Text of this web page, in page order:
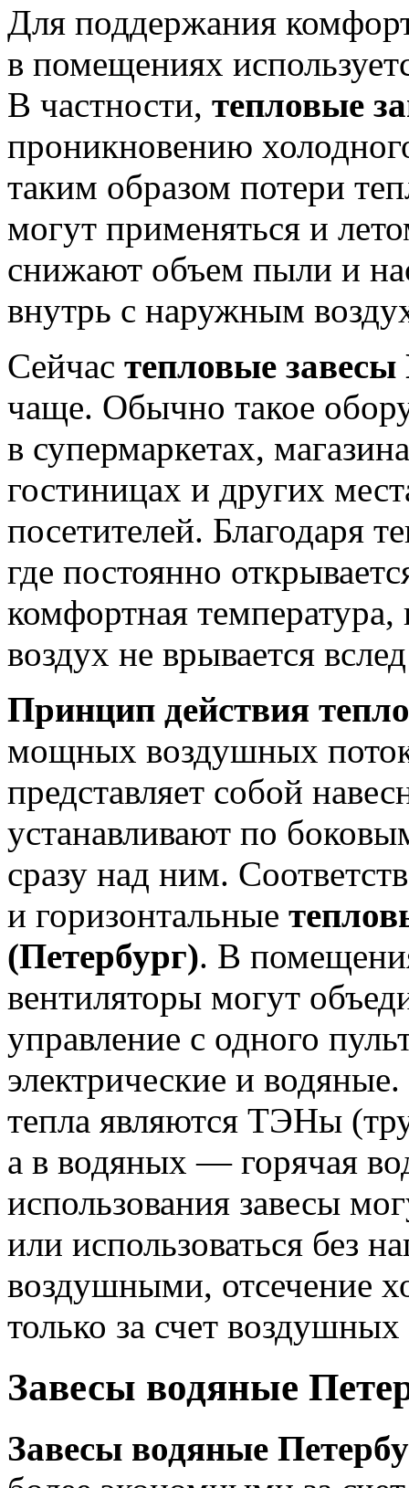
Для поддержания
в помещениях
В частности, тепловые
проникновению
таким образом потери
могут применяться и
снижают объем пыли и
внутрь с наружным
Сейчас тепловые
чаще. Обычно такое
в супермаркетах,
гостиницах и других
посетителей. Благодаря
где постоянно
комфортная
воздух не врывается
Принцип действия
мощных воздушных
представляет собой
устанавливают по
сразу над ним.
и горизонтальные
(Петербург). В
вентиляторы могут
управление с одного
электрические и
тепла являются ТЭНы
а в водяных — горячая
использования завесы
или использоваться без
воздушными, отсечение
только за счет
Завесы водяные
Завесы водяные